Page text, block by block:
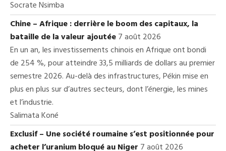
Socrate Nsimba
Chine – Afrique : derrière le boom des capitaux, la
bataille de la valeur ajoutée7 août 2026
En un an, les investissements chinois en Afrique ont bondi
de 254 %, pour atteindre 33,5 milliards de dollars au premier
semestre 2026. Au-delà des infrastructures, Pékin mise en
plus en plus sur d’autres secteurs, dont l’énergie, les mines
et l’industrie.
Salimata Koné
Exclusif – Une société roumaine s’est positionnée pour
acheter l’uranium bloqué au Niger 7 août 2026